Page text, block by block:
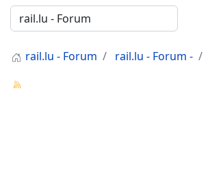
rail.lu - Forum rail.lu - Forum -